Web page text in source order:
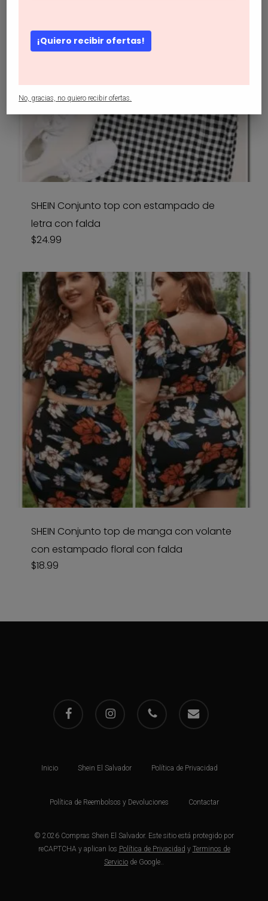
SHEIN Conjunto top con estampado de
letra con falda
$24.99
SHEIN Conjunto top de manga con volante
con estampado floral con falda
$18.99
facebook instagram phone email
Inicio Shein El Salvador Política de Privacidad
Política de Reembolsos y Devoluciones Contactar
© 2026 Compras Shein El Salvador. Este sitio está protegido por
reCAPTCHA y aplican los Política de Privacidad y Terminos de
Servicio de Google..
¡Quiero recibir ofertas!
No, gracias, no quiero recibir ofertas.